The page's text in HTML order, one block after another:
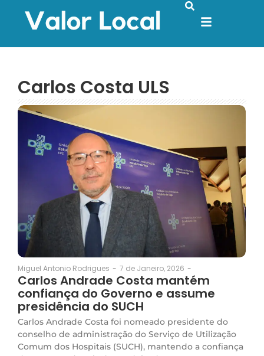
Carlos Costa ULS
Miguel Antonio Rodrigues - 7 de Janeiro, 2026 -
Carlos Andrade Costa mantém
confiança do Governo e assume
presidência do SUCH
Carlos Andrade Costa foi nomeado presidente do
conselho de administração do Serviço de Utilização
Comum dos Hospitais (SUCH), mantendo a confiança